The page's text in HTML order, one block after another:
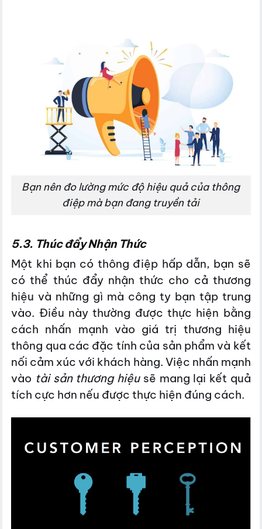
Bạn nên đo lường mức độ hiệu quả của thông
điệp mà bạn đang truyền tải
5.3. Thúc đẩy Nhận Thức
Một khi bạn có thông điệp hấp dẫn, bạn sẽ
có thể thúc đẩy nhận thức cho cả thương
hiệu và những gì mà công ty bạn tập trung
vào. Điều này thường được thực hiện bằng
cách nhấn mạnh vào giá trị thương hiệu
thông qua các đặc tính của sản phẩm và kết
nối cảm xúc với khách hàng. Việc nhấn mạnh
vào tài sản thương hiệusẽ mang lại kết quả
tích cực hơn nếu được thực hiện đúng cách.